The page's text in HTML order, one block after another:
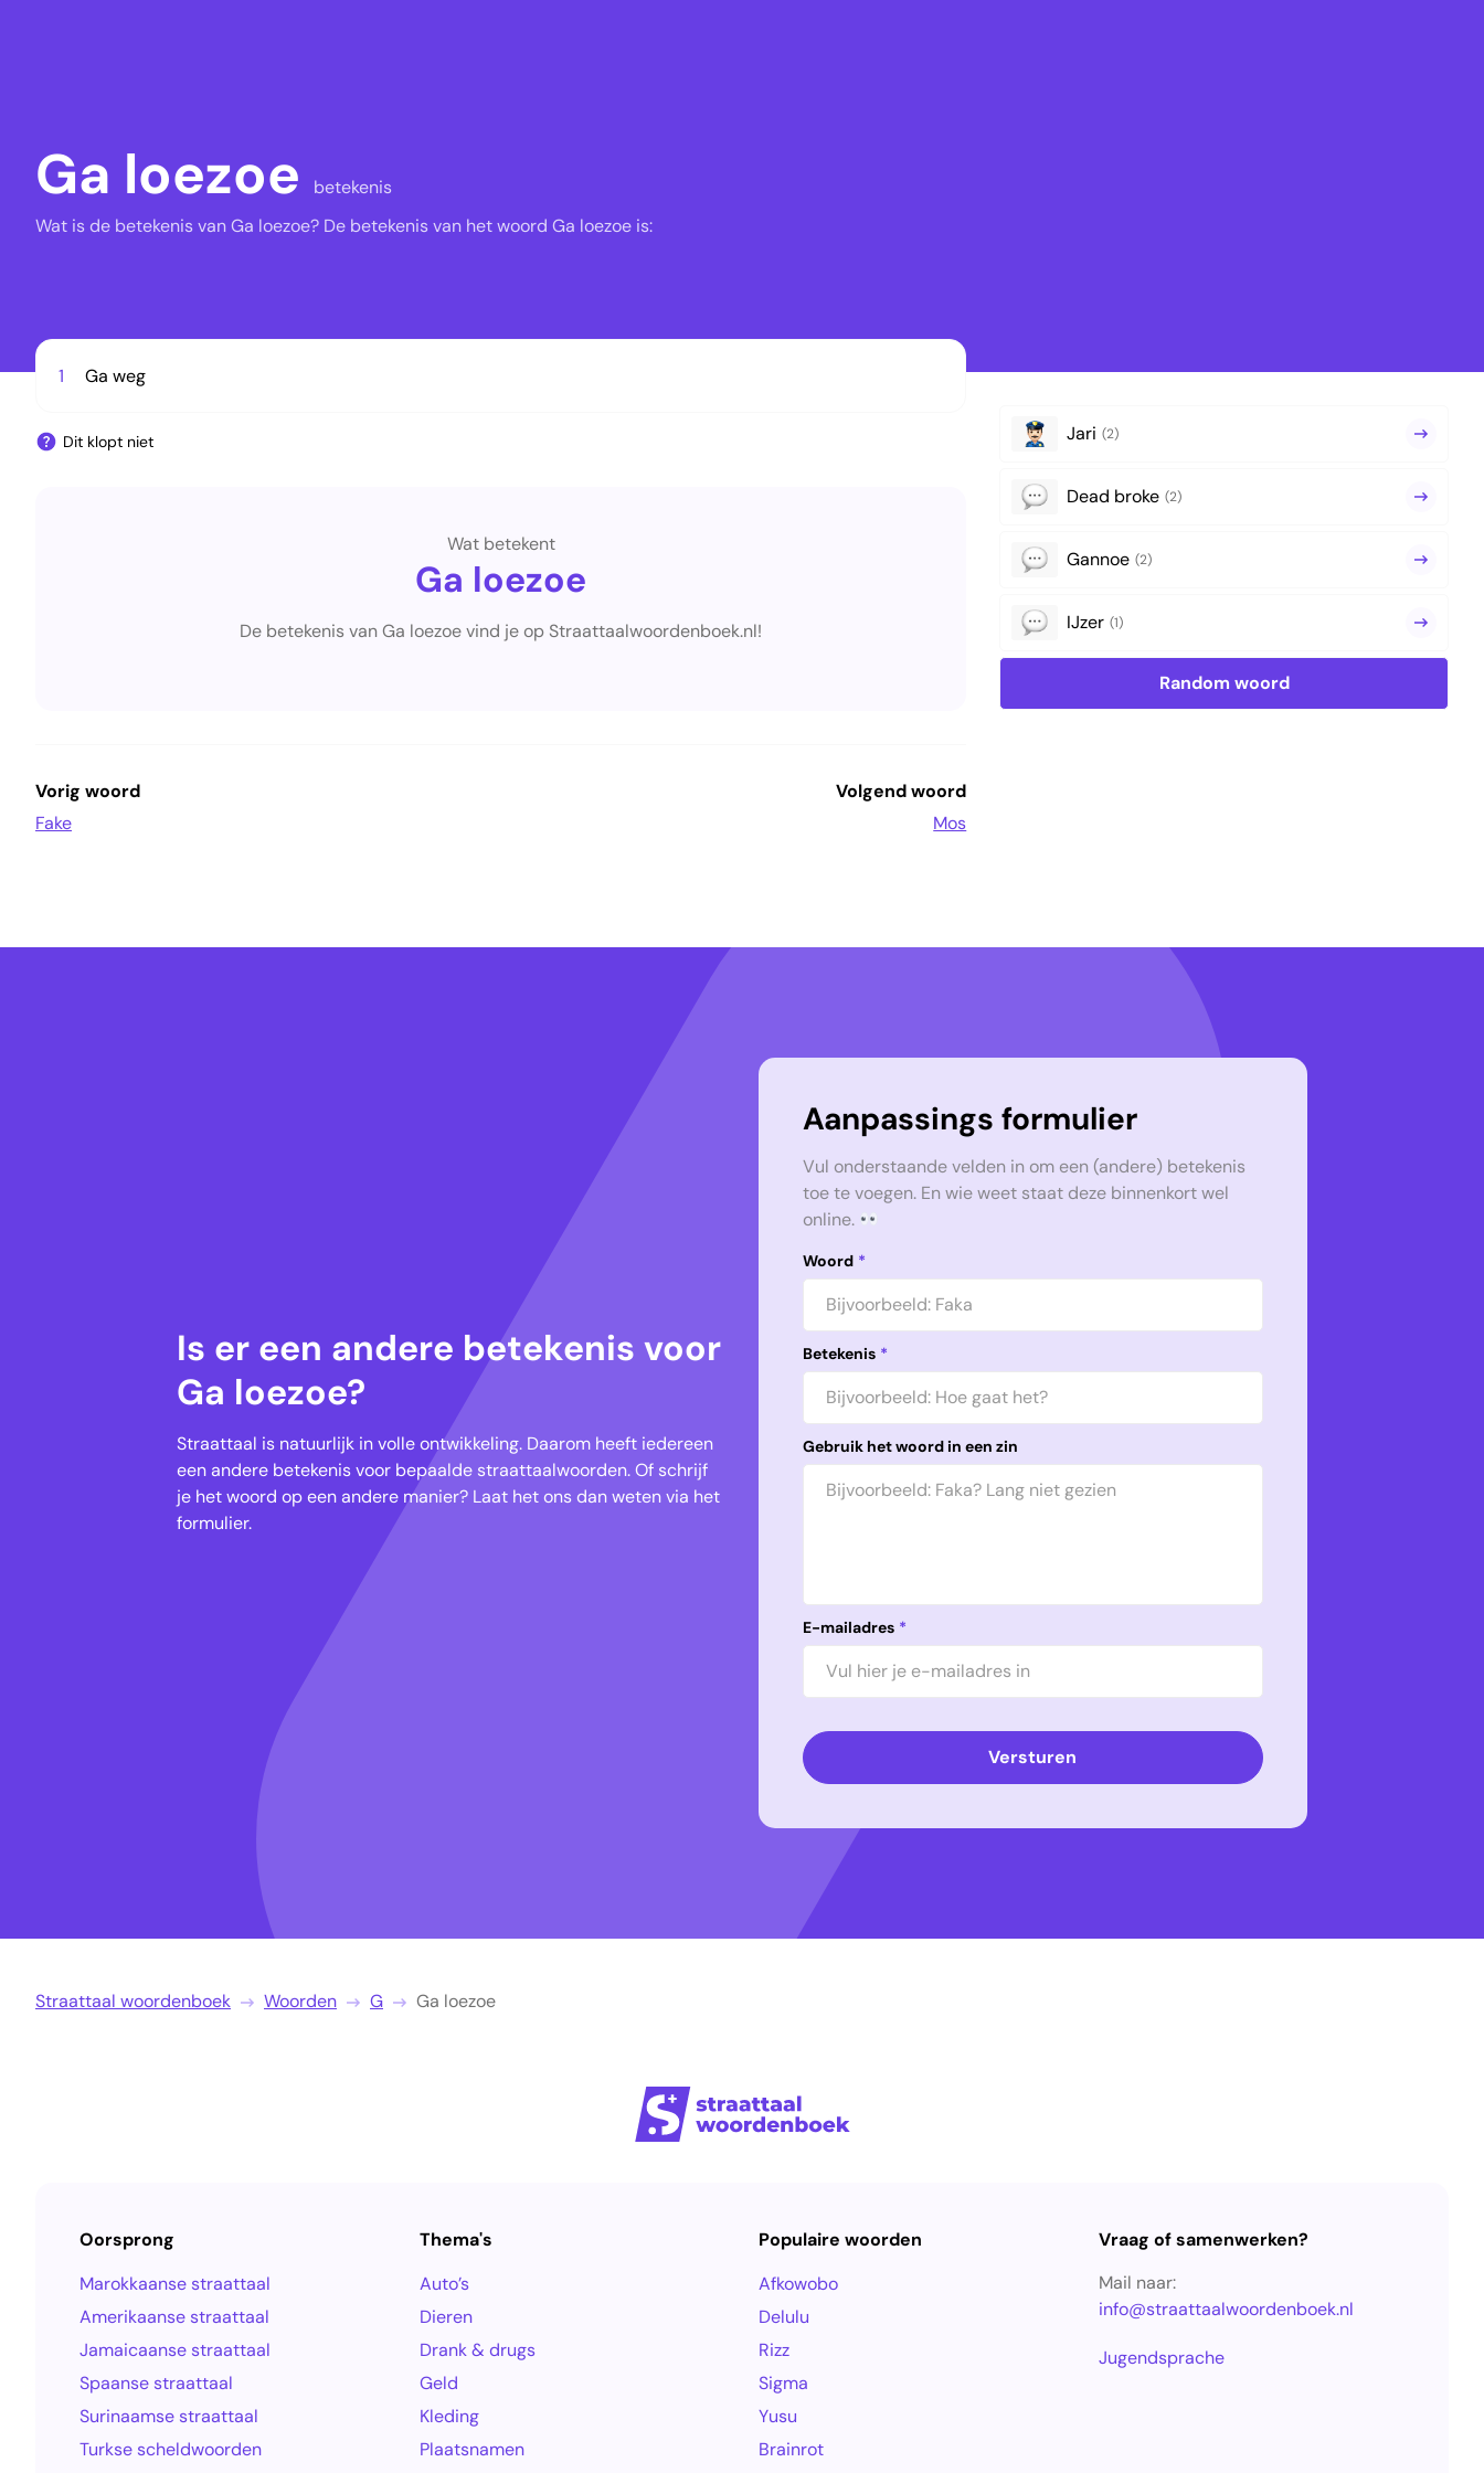
Ga loezoe
betekenis
Wat is de betekenis van Ga loezoe? De betekenis van het woord Ga loezoe is:
1 Ga weg
Dit klopt niet
Wat betekent
Ga loezoe
De betekenis van Ga loezoe vind je op Straattaalwoordenboek.nl!
Vorig woord
Fake
Volgend woord
Mos
Jari (2)
Dead broke (2)
Gannoe (2)
IJzer (1)
Random woord
Is er een andere betekenis voor
Ga loezoe?
Straattaal is natuurlijk in volle ontwikkeling. Daarom heeft iedereen
een andere betekenis voor bepaalde straattaalwoorden. Of schrijf
je het woord op een andere manier? Laat het ons dan weten via het
formulier.
Aanpassings formulier
Vul onderstaande velden in om een (andere) betekenis
toe te voegen. En wie weet staat deze binnenkort wel
online.
Woord *
Betekenis *
Gebruik het woord in een zin
E-mailadres *
Versturen
Straattaal woordenboek Woorden G Ga loezoe
Oorsprong
Marokkaanse straattaal
Amerikaanse straattaal
Jamaicaanse straattaal
Spaanse straattaal
Surinaamse straattaal
Turkse scheldwoorden
Thema's
Auto’s
Dieren
Drank & drugs
Geld
Kleding
Plaatsnamen
Populaire woorden
Afkowobo
Delulu
Rizz
Sigma
Yusu
Brainrot
Vraag of samenwerken?
Mail naar:
info@straattaalwoordenboek.nl
Jugendsprache